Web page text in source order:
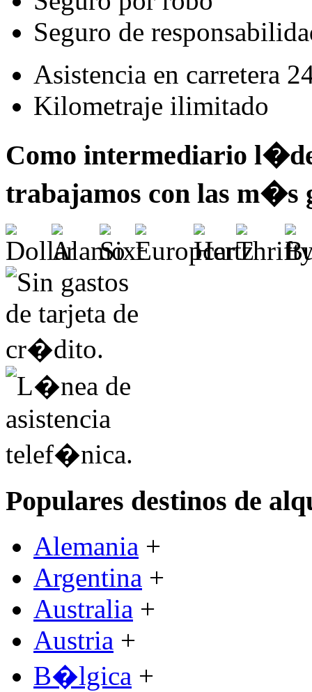
Seguro de
Asistencia en carretera
Kilometraje ilimitado
Como intermediario
trabajamos con las m�s
Populares destinos de
Alemania +
Argentina +
Australia +
Austria +
B�lgica +